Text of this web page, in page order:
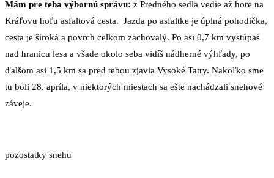
Mám pre teba výbornú správu: z Predného sedla vedie až hore na
Kráľovu hoľu asfaltová cesta. Jazda po asfaltke je úplná pohodička,
cesta je široká a povrch celkom zachovalý. Po asi 0,7 km vystúpaš
nad hranicu lesa a všade okolo seba vidíš nádherné výhľady, po
ďalšom asi 1,5 km sa pred tebou zjavia Vysoké Tatry. Nakoľko sme
tu boli 28. apríla, v niektorých miestach sa ešte nachádzali snehové
záveje.
pozostatky snehu